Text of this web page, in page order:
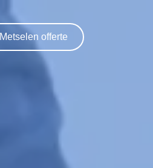
Metselen offerte